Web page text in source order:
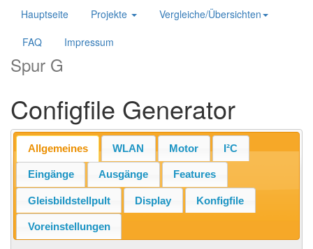
Hauptseite Projekte
Vergleiche/Übersichten
FAQ
Impressum
Spur G
Configfile Generator
Allgemeines WLAN Motor I²C
Eingänge Ausgänge Features
Gleisbildstellpult Display Konfigfile
Voreinstellungen